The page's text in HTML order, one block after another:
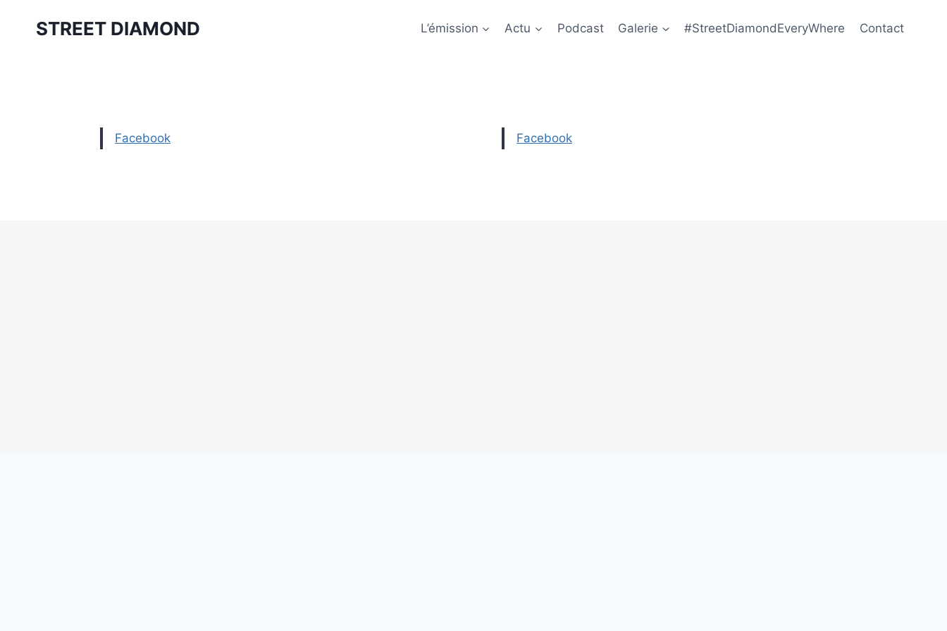
STREET DIAMOND L’émission Actu Podcast Galerie #StreetDiamondEveryWhere Contact
Facebook Facebook